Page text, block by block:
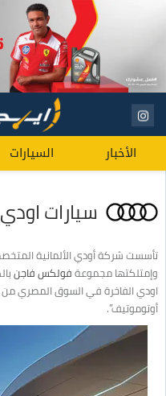
الأخبار السيارات
سيارات اودي
وإمتلكتها مجموعةفولكس فاجن
أوتوموتيف”.